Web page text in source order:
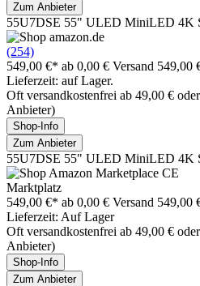
Zum Anbieter
55U7DSE 55" ULED MiniLED 4K
(254)
549,00 €* ab 0,00 € Versand 549,00
Lieferzeit: auf Lager.
Oft versandkostenfrei ab 49,00 €
Anbieter)
Shop-Info
Zum Anbieter
55U7DSE 55" ULED MiniLED 4K
Marktplatz
549,00 €* ab 0,00 € Versand 549,00
Lieferzeit: Auf Lager
Oft versandkostenfrei ab 49,00 €
Anbieter)
Shop-Info
Zum Anbieter